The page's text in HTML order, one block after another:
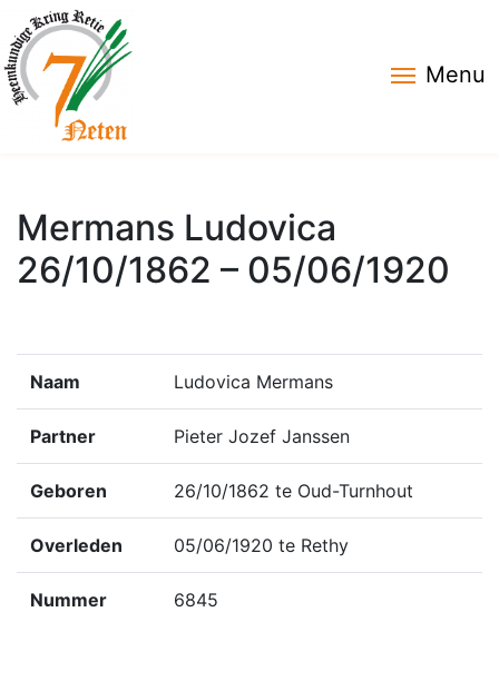
Menu
Mermans Ludovica
26/10/1862 – 05/06/1920
Naam Ludovica Mermans
Partner Pieter Jozef Janssen
Geboren 26/10/1862 te Oud-Turnhout
Overleden 05/06/1920 te Rethy
Nummer 6845